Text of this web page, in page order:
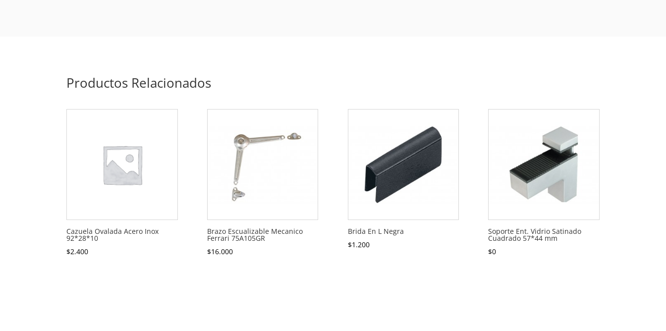
Productos Relacionados
Cazuela Ovalada Acero Inox
92*28*10
$2.400
Brazo Escualizable Mecanico
Ferrari 75A105GR
$16.000
Brida En L Negra
$1.200
Soporte Ent. Vidrio Satinado
Cuadrado 57*44 mm
$0